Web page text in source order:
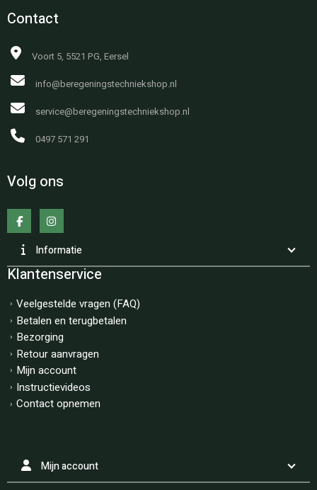
Contact
Voort 5, 5521 PG, Eersel
info@beregeningstechniekshop.nl
service@beregeningstechniekshop.nl
0497 571 291
Volg ons
Informatie
Klantenservice
Veelgestelde vragen (FAQ)
Betalen en terugbetalen
Bezorging
Retour aanvragen
Mijn account
Instructievideos
Contact opnemen
Mijn account